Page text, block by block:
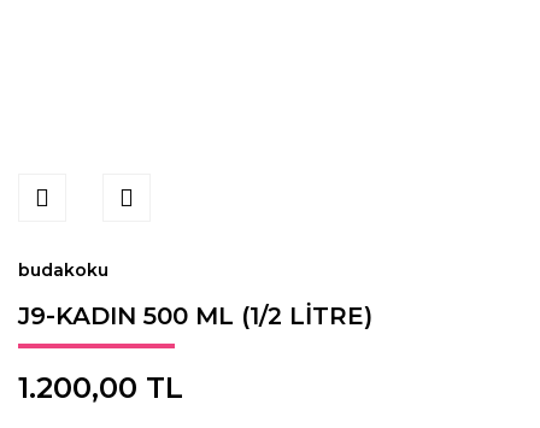
budakoku
J9-KADIN 500 ML (1/2 LİTRE)
1.200,00 TL